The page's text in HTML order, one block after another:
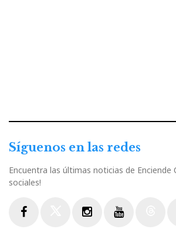
Síguenos en las redes
Encuentra las últimas noticias de Enciende
sociales!